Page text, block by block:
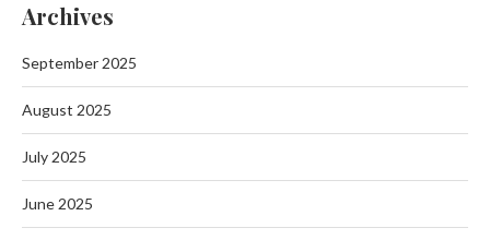
Archives
September 2025
August 2025
July 2025
June 2025